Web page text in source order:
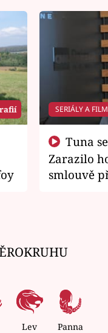
SERIÁLY A
Zarazilo
smlouvě
Lev Panna